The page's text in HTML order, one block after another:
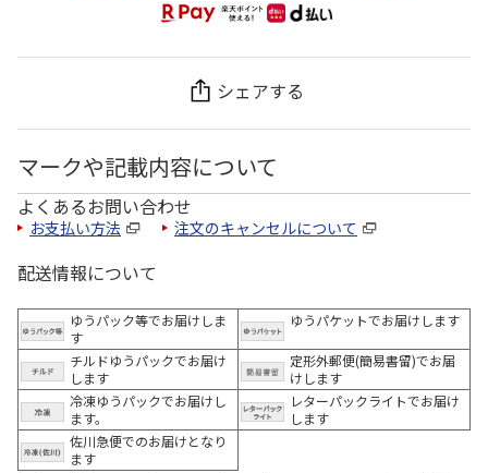
シェアする
マークや記載内容について
よくあるお問い合わせ
お支払い方法 注文のキャンセルについて
配送情報について
ゆうパック等でお届けしま
す
ゆうパケットでお届けします
チルドゆうパックでお届け
します
定形外郵便(簡易書留)でお届
けします
冷凍ゆうパックでお届けし
ます。
レターパックライトでお届け
します
佐川急便でのお届けとなり
ます